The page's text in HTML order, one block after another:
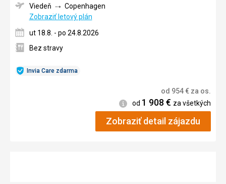
Invia Care zdarma
Viedeň
Copenhagen
Zobraziť letový plán
ut 18.8. - po 24.8.2026
Bez stravy
od 954€ za os.
Informácie
od 1 908 € za všetkých
Zobraziť detail zájazdu